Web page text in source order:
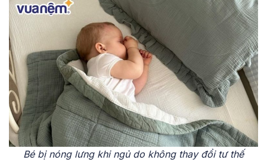
Bé bị nóng lưng khi ngủ do không thay đổi tư thế